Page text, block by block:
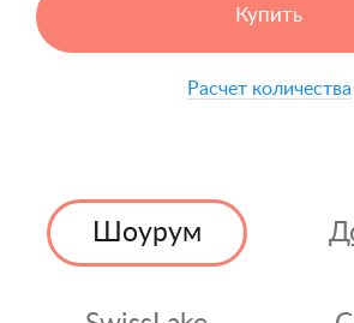
Купить
Расчет количества
Шоурум